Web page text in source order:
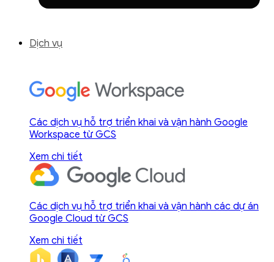
Dịch vụ
Các dịch vụ hỗ trợ triển khai và vận hành Google
Workspace từ GCS
Xem chi tiết
Các dịch vụ hỗ trợ triển khai và vận hành các dự án
Google Cloud từ GCS
Xem chi tiết